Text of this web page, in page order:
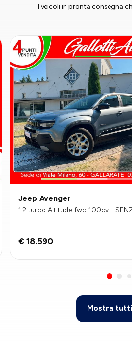
I veicoli in pronta consegna
Jeep Avenger
1.2 turbo Altitude fwd 100cv -
€ 18.590
Mostra tutti